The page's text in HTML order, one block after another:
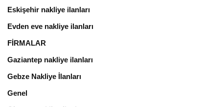
Eskişehir nakliye ilanları
Evden eve nakliye ilanları
FİRMALAR
Gaziantep nakliye ilanları
Gebze Nakliye İlanları
Genel